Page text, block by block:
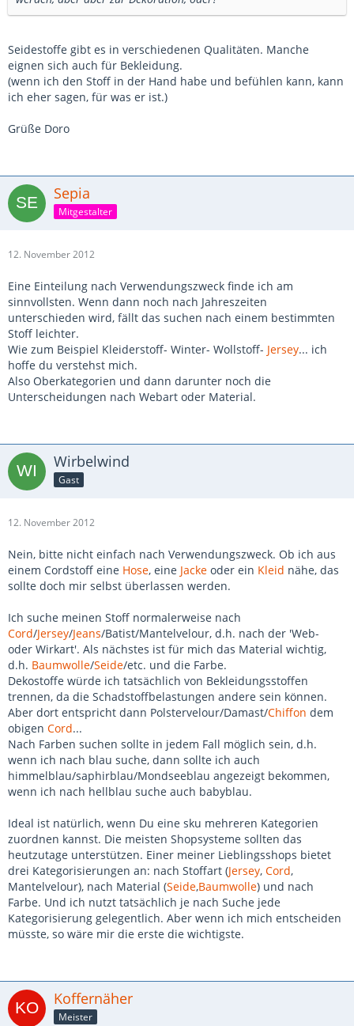
Seidestoffe gibt es in verschiedenen Qualitäten. Manche
eignen sich auch für Bekleidung.
(wenn ich den Stoff in der Hand habe und befühlen kann, kann
ich eher sagen, für was er ist.)
Grüße Doro
Sepia
Mitgestalter
12. November 2012
Eine Einteilung nach Verwendungszweck finde ich am
sinnvollsten. Wenn dann noch nach Jahreszeiten
unterschieden wird, fällt das suchen nach einem bestimmten
Stoff leichter.
Wie zum Beispiel Kleiderstoff- Winter- Wollstoff- Jersey... ich
hoffe du verstehst mich.
Also Oberkategorien und dann darunter noch die
Unterscheidungen nach Webart oder Material.
Wirbelwind
Gast
12. November 2012
Nein, bitte nicht einfach nach Verwendungszweck. Ob ich aus
einem Cordstoff eine Hose, eine Jacke oder ein Kleid nähe, das
sollte doch mir selbst überlassen werden.
Ich suche meinen Stoff normalerweise nach
Cord/Jersey/Jeans/Batist/Mantelvelour, d.h. nach der 'Web-
oder Wirkart'. Als nächstes ist für mich das Material wichtig,
d.h. Baumwolle/Seide/etc. und die Farbe.
Dekostoffe würde ich tatsächlich von Bekleidungsstoffen
trennen, da die Schadstoffbelastungen andere sein können.
Aber dort entspricht dann Polstervelour/Damast/Chiffon dem
obigen Cord...
Nach Farben suchen sollte in jedem Fall möglich sein, d.h.
wenn ich nach blau suche, dann sollte ich auch
himmelblau/saphirblau/Mondseeblau angezeigt bekommen,
wenn ich nach hellblau suche auch babyblau.
Ideal ist natürlich, wenn Du eine sku mehreren Kategorien
zuordnen kannst. Die meisten Shopsysteme sollten das
heutzutage unterstützen. Einer meiner Lieblingsshops bietet
drei Kategorisierungen an: nach Stoffart (Jersey, Cord,
Mantelvelour), nach Material (Seide,Baumwolle) und nach
Farbe. Und ich nutzt tatsächlich je nach Suche jede
Kategorisierung gelegentlich. Aber wenn ich mich entscheiden
müsste, so wäre mir die erste die wichtigste.
Koffernäher
Meister